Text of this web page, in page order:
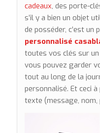
cadeaux, des porte-
s’il y a bien un objet
de posséder, c’est un
personnalisé
toutes vos clés sur
vous pouvez garder
tout au long de la
personnalisé. Et ceci
texte (message, nom,